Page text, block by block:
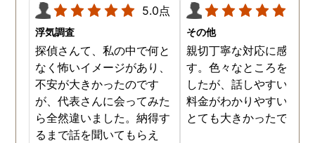
5.0点
浮気調査
探偵さんて、私の中で何と
なく怖いイメージがあり、
不安が大きかったのです
が、代表さんに会ってみた
ら全然違いました。納得す
るまで話を聞いてもらえ
その他
親切丁寧な対応に感謝し
す。色々なところを探し
したが、話しやすいこと
料金がわかりやすいこと
とても大きかったです。